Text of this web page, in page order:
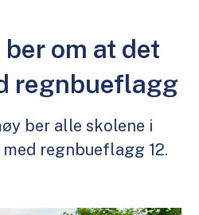
om at det
regnbueflagg
ber alle skolene i
regnbueflagg 12.